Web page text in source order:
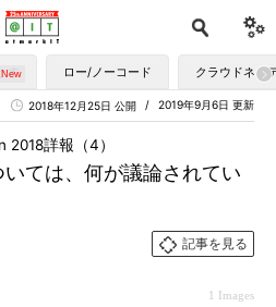
す ロー/ノーコード クラウドネイ
2019年9月6日 更新
2018年12月25日 公開
ては、何が議論されてい
詳報（4）
記事を見る
1 Images